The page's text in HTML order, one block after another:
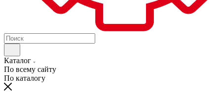
Каталог
По всему сайту
По каталогу